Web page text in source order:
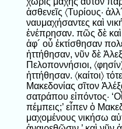
ἀσθενεῖς 〈Τυρίους·
ναυμαχήσαντες καὶ
ἐνέπρησαν. πῶς δὲ καὶ
ἀφ´ οὗ ἐκτίσθησαν
ἡττήθησαν, νῦν δὲ
Πελοποννήσιοι,
ἡττήθησαν. 〈καίτοι〉
Μακεδονίας σῖτον
σατράπου εἰπόντος·
πέμπεις;’ εἶπεν ὁ
μαχομένους νικήσω